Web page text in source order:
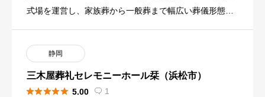
式場を運営し、家族葬から一般葬まで幅広い葬儀形態に
静岡
三木屋葬礼セレモニーホール栞（浜松市）
 5.00  1